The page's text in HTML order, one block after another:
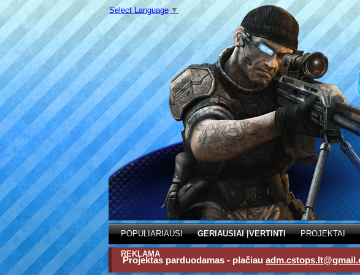
Select Language ▼
POPULIARIAUSI GERIAUSIAI ĮVERTINTI PROJEKTAI
REKLAMA
Projektas parduodamas - plačiau